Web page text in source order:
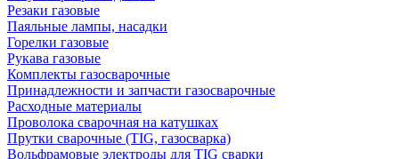
Резаки газовые
Паяльные лампы, насадки
Горелки газовые
Рукава газовые
Комплекты газосварочные
Принадлежности и запчасти газосварочные
Расходные материалы
Проволока сварочная на катушках
Прутки сварочные (TIG, газосварка)
Вольфрамовые электроды для TIG сварки